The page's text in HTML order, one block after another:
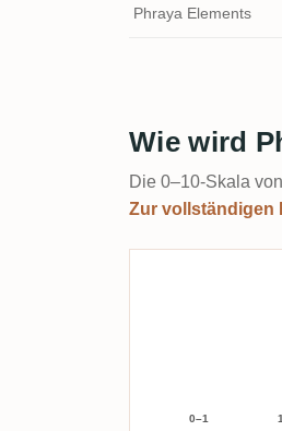
Phraya Elements
Wie wird
Die 0–10-Skala
Zur vollständigen
0–1